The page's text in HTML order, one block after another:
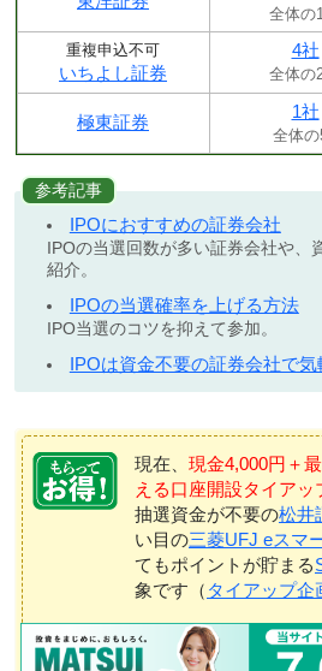
全体の
重複申込不可
いちよし証券
4社
全体の
極東証券
1社
全体の
参考記事
IPOにおすすめの証券会社
IPOの当選回数が多い証券会社や、
紹介。
IPOの当選確率を上げる方法
IPO当選のコツを抑えて参加。
IPOは資金不要の証券会社で気
現在、 現金4,000円＋
える口座開設タイアッ
抽選資金が不要の松井
い目の三菱UFJ eスマ
てもポイントが貯まる
象です（ タイアップ企